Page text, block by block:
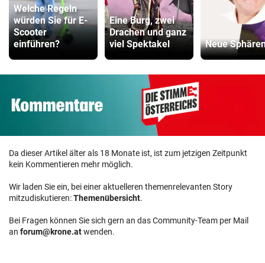
Welche Regeln
würden Sie für E-
Scooter
einführen?
Eine Burg, zwei
Drachen und ganz
viel Spektakel
Neue
Da dieser Artikel älter als 18 Monate ist, ist zum jetzigen Zeitpunkt
kein Kommentieren mehr möglich.
Wir laden Sie ein, bei einer aktuelleren themenrelevanten Story
mitzudiskutieren:Themenübersicht.
Bei Fragen können Sie sich gern an das Community-Team per Mail
an forum@krone.atwenden.